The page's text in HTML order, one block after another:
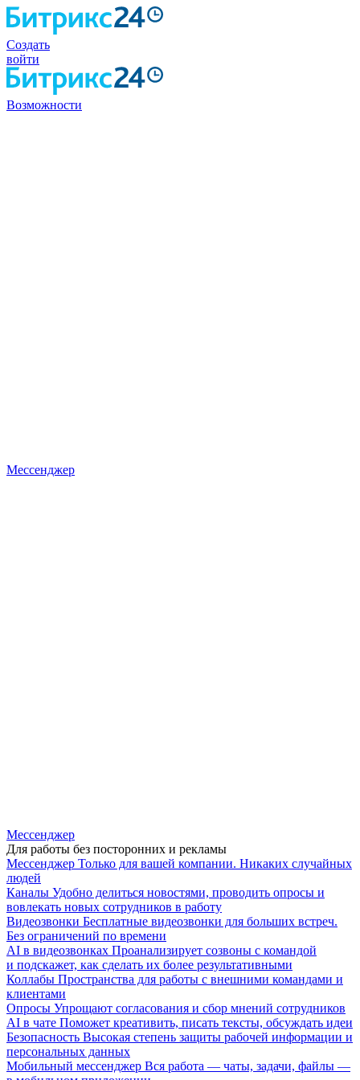
Создать
войти
Возможности
Мессенджер
Мессенджер
Для работы без посторонних и рекламы
Мессенджер Только для вашей компании. Никаких случайных
людей
Каналы Удобно делиться новостями, проводить опросы и
вовлекать новых сотрудников в работу
Видеозвонки Бесплатные видеозвонки для больших встреч.
Без ограничений по времени
AI в видеозвонках Проанализирует созвоны с командой
и подскажет, как сделать их более результативными
Коллабы Пространства для работы с внешними командами и
клиентами
Опросы Упрощают согласования и сбор мнений сотрудников
AI в чате Поможет креативить, писать тексты, обсуждать идеи
Безопасность Высокая степень защиты рабочей информации и
персональных данных
Мобильный мессенджер Вся работа — чаты, задачи, файлы —